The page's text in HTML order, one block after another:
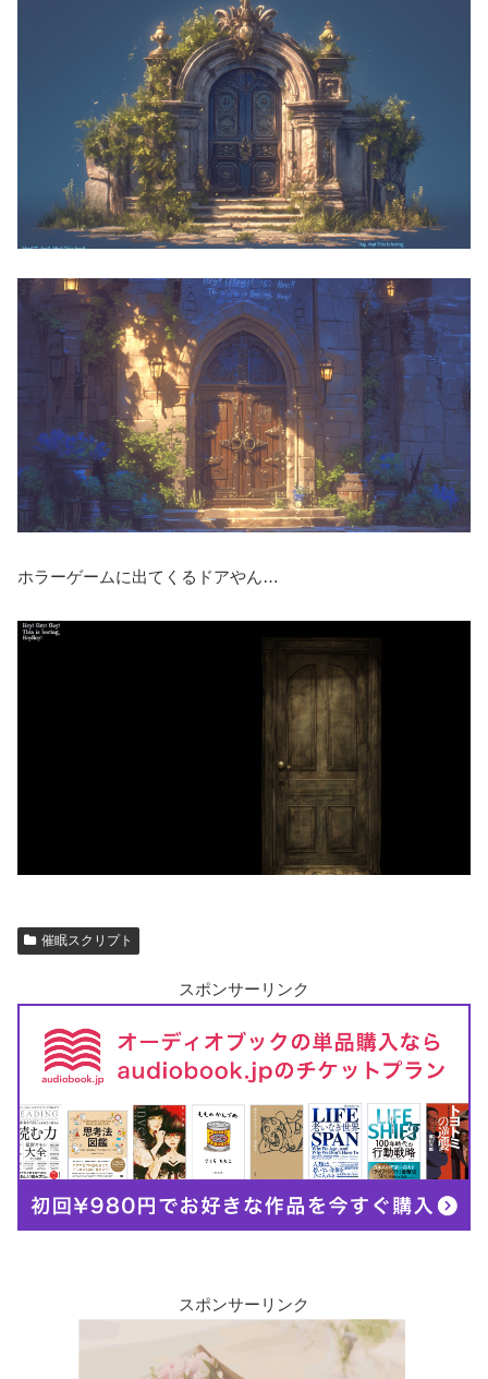
ホラーゲームに出てくるドアやん…
催眠スクリプト
スポンサーリンク
スポンサーリンク